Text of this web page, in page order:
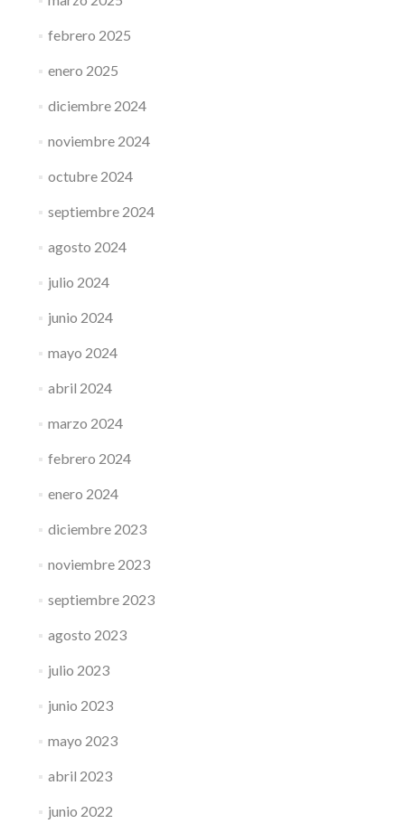
febrero 2025
enero 2025
diciembre 2024
noviembre 2024
octubre 2024
septiembre 2024
agosto 2024
julio 2024
junio 2024
mayo 2024
abril 2024
marzo 2024
febrero 2024
enero 2024
diciembre 2023
noviembre 2023
septiembre 2023
agosto 2023
julio 2023
junio 2023
mayo 2023
abril 2023
junio 2022